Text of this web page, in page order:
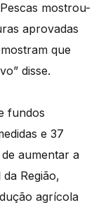
mostrou-
aprovadas
que
disse.
fundos
e 37
aumentar a
Região,
agrícola